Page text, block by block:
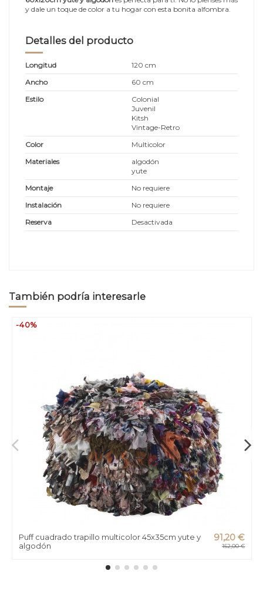
y dale un toque de color a tu hogar con esta bonita alfombra.
Detalles del producto
Longitud
120 cm
Ancho
60 cm
Estilo
Colonial
Juvenil
Kitsh
Vintage-Retro
Color
Multicolor
Materiales
algodón
yute
Montaje
No requiere
Instalación
No requiere
Reserva
Desactivada
También podría interesarle
-40%
Puff cuadrado trapillo multicolor 45x35cm yute y
algodón
91,20 €
152,00 €